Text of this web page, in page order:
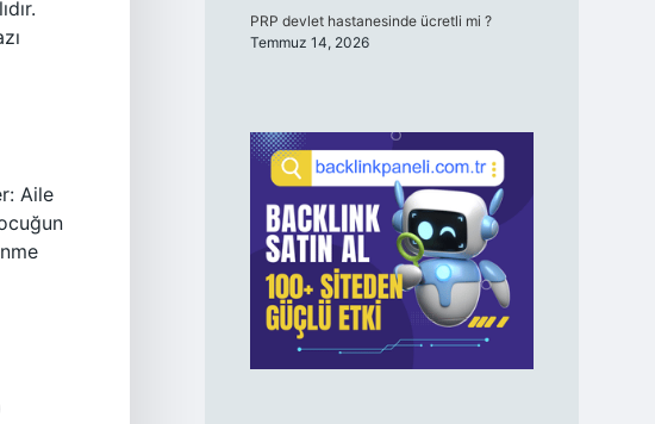
Aile
PRP devlet hastanesinde ücretli mi ?
Temmuz 14, 2026